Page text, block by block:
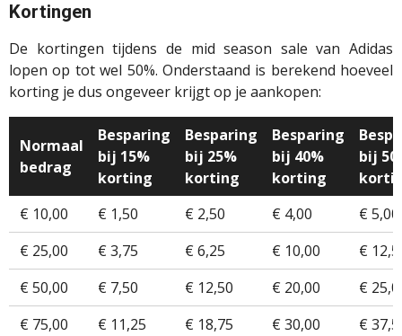
Kortingen
De kortingen tijdens de mid season sale van Adidas
lopen op tot wel 50%. Onderstaand is berekend hoeveel
korting je dus ongeveer krijgt op je aankopen:
Normaal
bedrag
Besparing
bij 15%
korting
Besparing
bij 25%
korting
Besparing
bij 40%
korting
bij
€ 10,00
€ 1,50 € 2,50 € 4,00
€ 5,00
€ 25,00
€ 3,75 € 6,25 € 10,00
€
€ 50,00
€ 7,50 € 12,50 € 20,00
€
€ 75,00
€ 11,25 € 18,75 € 30,00
€